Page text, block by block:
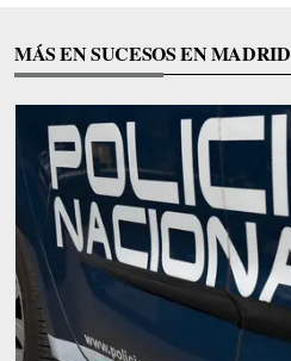
MÁS EN SUCESOS EN MADRID